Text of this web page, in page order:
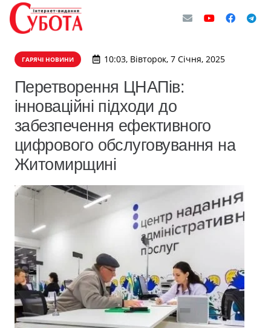
ГАРЯЧІ НОВИНИ 10:03, Вівторок, 7 Січня, 2025
Перетворення ЦНАПів:
інноваційні підходи до
забезпечення ефективного
цифрового обслуговування на
Житомирщині